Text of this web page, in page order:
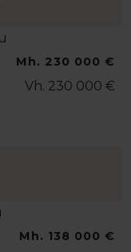
Mh. 230 000 €
Vh. 230 000 €
Mh. 138 000 €